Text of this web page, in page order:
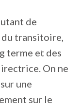
de
du transitoire,
terme et des
On ne
une
sur le